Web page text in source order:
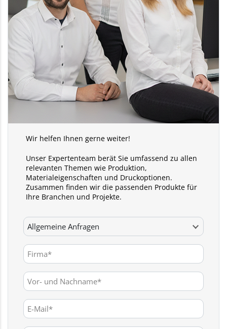
Wir helfen Ihnen gerne weiter!
Unser Expertenteam berät Sie umfassend zu allen
relevanten Themen wie Produktion,
Materialeigenschaften und Druckoptionen.
Zusammen finden wir die passenden Produkte für
Ihre Branchen und Projekte.